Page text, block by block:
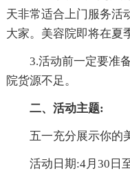
天非常适合上门服务活
大家。美容院即将在夏
3.活动前一定要准备
院货源不足。
二、活动主题:
五一充分展示你的美
活动日期:4月30日至